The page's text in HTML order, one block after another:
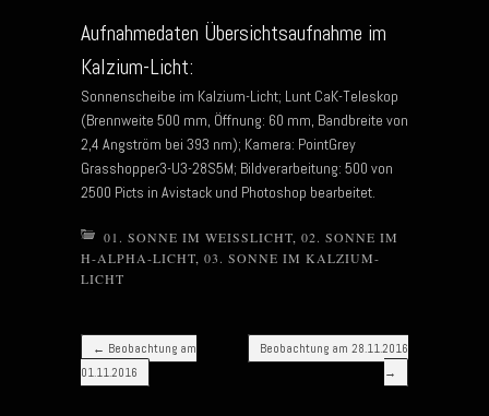
Aufnahmedaten Übersichtsaufnahme im
Kalzium-Licht:
Sonnenscheibe im Kalzium-Licht; Lunt CaK-Teleskop
(Brennweite 500 mm, Öffnung: 60 mm, Bandbreite von
2,4 Angström bei 393 nm); Kamera: PointGrey
Grasshopper3-U3-28S5M; Bildverarbeitung: 500 von
2500 Picts in Avistack und Photoshop bearbeitet.
01. SONNE IM WEISSLICHT 02. SONNE IM
H-ALPHA-LICHT 03. SONNE IM KALZIUM-
LICHT
Post navigation
← Beobachtung am
01.11.2016
Beobachtung am 28.11.2016
→